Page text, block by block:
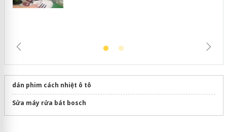
dán phim cách nhiệt ô tô
Sửa máy rửa bát bosch